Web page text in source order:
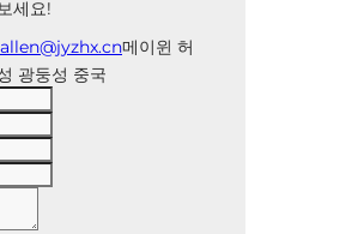
세요!
메이윈 허
광둥성 중국